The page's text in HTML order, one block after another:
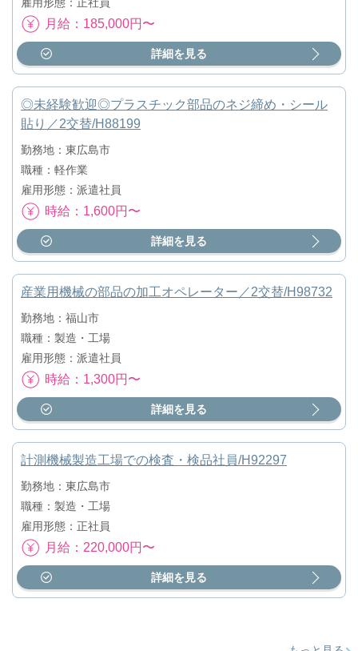
月給：185,000円〜
詳細を見る
◎未経験歓迎◎プラスチック部品のネジ締め・シール
貼り／2交替/H88199
勤務地：東広島市
職種：軽作業
雇用形態：派遣社員
時給：1,600円〜
詳細を見る
産業用機械の部品の加工オペレーター／2交替/H98732
勤務地：福山市
職種：製造・工場
雇用形態：派遣社員
時給：1,300円〜
詳細を見る
計測機械製造工場での検査・検品社員/H92297
勤務地：東広島市
職種：製造・工場
雇用形態：正社員
月給：220,000円〜
詳細を見る